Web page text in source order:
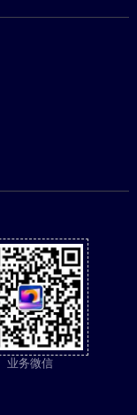
业务微信